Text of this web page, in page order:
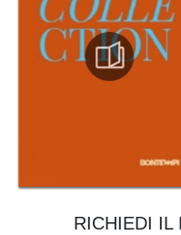
RICHIEDI IL